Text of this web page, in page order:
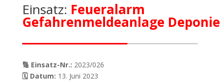
Einsatz: Feueralarm
Gefahrenmeldeanlage
🔢 Einsatz-Nr.: 2023/026
🗓 Datum: 13. Juni 2023